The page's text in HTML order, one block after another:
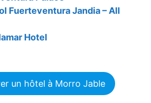
Fuerteventura Jandia – All
Hotel
un hôtel à Morro Jable